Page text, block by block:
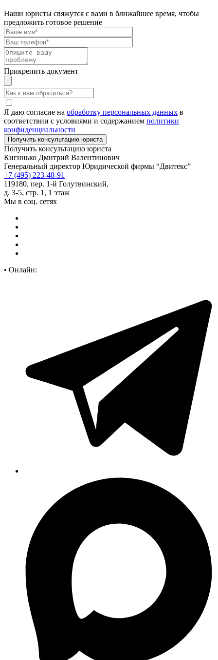
Наши юристы свяжутся с вами в ближайшее время, чтобы
предложить готовое решение
Прикрепить документ
Я даю согласие на обработку персональных данных в
соответствии с условиями и содержанием политики
конфиденциальности
Получить консультацию юриста
Кигинько Дмитрий Валентинович
Генеральный директор Юридической фирмы “Двитекс”
+7 (495) 223-48-91
119180, пер. 1-й Голутвинский,
д. 3-5, стр. 1, 1 этаж
Мы в соц. сетях
• Онлайн: